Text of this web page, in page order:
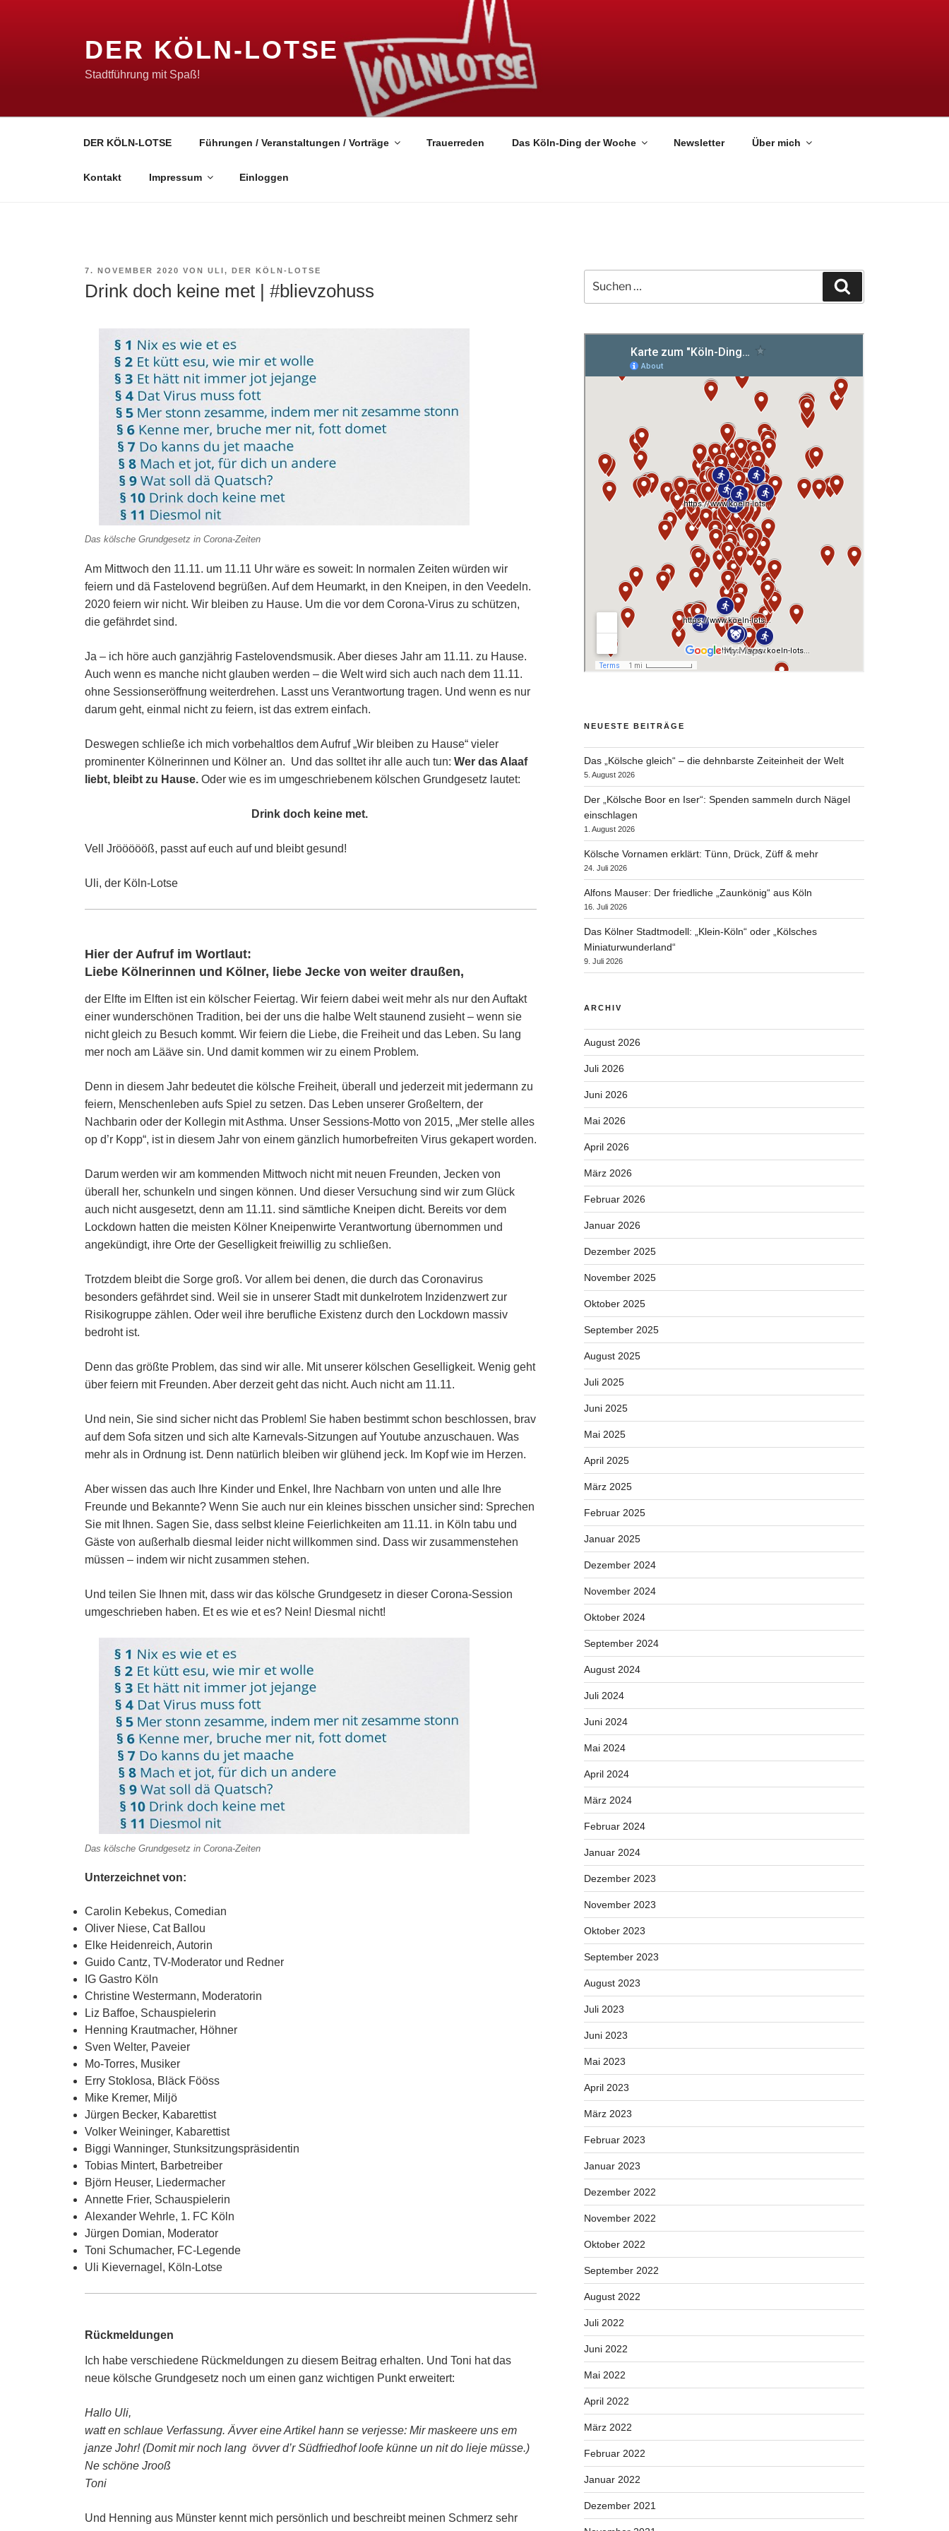
DER KÖLN-LOTSE
Stadtführung mit Spaß!
DER KÖLN-LOTSE Führungen / Veranstaltungen / Vorträge Trauerreden Das Köln-Ding der Woche Newsletter Über mich
Kontakt Impressum Einloggen
VERÖFFENTLICHT
7. NOVEMBER 2020 VON ULI, DER KÖLN-LOTSE
Drink doch keine met | #blievzohuss
Das kölsche Grundgesetz in Corona-Zeiten
Am Mittwoch den 11.11. um 11.11 Uhr wäre es soweit: In normalen Zeiten würden wir
feiern und dä Fastelovend begrüßen. Auf dem Heumarkt, in den Kneipen, in den Veedeln.
2020 feiern wir nicht. Wir bleiben zu Hause. Um die vor dem Corona-Virus zu schützen,
die gefährdet sind.
Ja – ich höre auch ganzjährig Fastelovendsmusik. Aber dieses Jahr am 11.11. zu Hause.
Auch wenn es manche nicht glauben werden – die Welt wird sich auch nach dem 11.11.
ohne Sessionseröffnung weiterdrehen. Lasst uns Verantwortung tragen. Und wenn es nur
darum geht, einmal nicht zu feiern, ist das extrem einfach.
Deswegen schließe ich mich vorbehaltlos dem Aufruf „Wir bleiben zu Hause“ vieler
prominenter Kölnerinnen und Kölner an. Und das solltet ihr alle auch tun: Wer das Alaaf
liebt, bleibt zu Hause. Oder wie es im umgeschriebenem kölschen Grundgesetz lautet:
Drink doch keine met.
Vell Jröööööß, passt auf euch auf und bleibt gesund!
Uli, der Köln-Lotse
Hier der Aufruf im Wortlaut:
Liebe Kölnerinnen und Kölner, liebe Jecke von weiter draußen,
der Elfte im Elften ist ein kölscher Feiertag. Wir feiern dabei weit mehr als nur den Auftakt
einer wunderschönen Tradition, bei der uns die halbe Welt staunend zusieht – wenn sie
nicht gleich zu Besuch kommt. Wir feiern die Liebe, die Freiheit und das Leben. Su lang
mer noch am Lääve sin. Und damit kommen wir zu einem Problem.
Denn in diesem Jahr bedeutet die kölsche Freiheit, überall und jederzeit mit jedermann zu
feiern, Menschenleben aufs Spiel zu setzen. Das Leben unserer Großeltern, der
Nachbarin oder der Kollegin mit Asthma. Unser Sessions-Motto von 2015, „Mer stelle alles
op d’r Kopp“, ist in diesem Jahr von einem gänzlich humorbefreiten Virus gekapert worden.
Darum werden wir am kommenden Mittwoch nicht mit neuen Freunden, Jecken von
überall her, schunkeln und singen können. Und dieser Versuchung sind wir zum Glück
auch nicht ausgesetzt, denn am 11.11. sind sämtliche Kneipen dicht. Bereits vor dem
Lockdown hatten die meisten Kölner Kneipenwirte Verantwortung übernommen und
angekündigt, ihre Orte der Geselligkeit freiwillig zu schließen.
Trotzdem bleibt die Sorge groß. Vor allem bei denen, die durch das Coronavirus
besonders gefährdet sind. Weil sie in unserer Stadt mit dunkelrotem Inzidenzwert zur
Risikogruppe zählen. Oder weil ihre berufliche Existenz durch den Lockdown massiv
bedroht ist.
Denn das größte Problem, das sind wir alle. Mit unserer kölschen Geselligkeit. Wenig geht
über feiern mit Freunden. Aber derzeit geht das nicht. Auch nicht am 11.11.
Und nein, Sie sind sicher nicht das Problem! Sie haben bestimmt schon beschlossen, brav
auf dem Sofa sitzen und sich alte Karnevals-Sitzungen auf Youtube anzuschauen. Was
mehr als in Ordnung ist. Denn natürlich bleiben wir glühend jeck. Im Kopf wie im Herzen.
Aber wissen das auch Ihre Kinder und Enkel, Ihre Nachbarn von unten und alle Ihre
Freunde und Bekannte? Wenn Sie auch nur ein kleines bisschen unsicher sind: Sprechen
Sie mit Ihnen. Sagen Sie, dass selbst kleine Feierlichkeiten am 11.11. in Köln tabu und
Gäste von außerhalb diesmal leider nicht willkommen sind. Dass wir zusammenstehen
müssen – indem wir nicht zusammen stehen.
Und teilen Sie Ihnen mit, dass wir das kölsche Grundgesetz in dieser Corona-Session
umgeschrieben haben. Et es wie et es? Nein! Diesmal nicht!
Das kölsche Grundgesetz in Corona-Zeiten
Unterzeichnet von:
Carolin Kebekus, Comedian
Oliver Niese, Cat Ballou
Elke Heidenreich, Autorin
Guido Cantz, TV-Moderator und Redner
IG Gastro Köln
Christine Westermann, Moderatorin
Liz Baffoe, Schauspielerin
Henning Krautmacher, Höhner
Sven Welter, Paveier
Mo-Torres, Musiker
Erry Stoklosa, Bläck Fööss
Mike Kremer, Miljö
Jürgen Becker, Kabarettist
Volker Weininger, Kabarettist
Biggi Wanninger, Stunksitzungspräsidentin
Tobias Mintert, Barbetreiber
Björn Heuser, Liedermacher
Annette Frier, Schauspielerin
Alexander Wehrle, 1. FC Köln
Jürgen Domian, Moderator
Toni Schumacher, FC-Legende
Uli Kievernagel, Köln-Lotse
Rückmeldungen
Ich habe verschiedene Rückmeldungen zu diesem Beitrag erhalten. Und Toni hat das
neue kölsche Grundgesetz noch um einen ganz wichtigen Punkt erweitert:
Hallo Uli,
watt en schlaue Verfassung. Ävver eine Artikel hann se verjesse: Mir maskeere uns em
janze Johr! (Domit mir noch lang övver d’r Südfriedhof loofe künne un nit do lieje müsse.)
Ne schöne Jrooß
Toni
Und Henning aus Münster kennt mich persönlich und beschreibt meinen Schmerz sehr
nach:
NEUESTE BEITRÄGE
Das „Kölsche gleich“ – die dehnbarste Zeiteinheit der Welt
5. August 2026
Der „Kölsche Boor en Iser“: Spenden sammeln durch Nägel
einschlagen
1. August 2026
Kölsche Vornamen erklärt: Tünn, Drück, Züff & mehr
24. Juli 2026
Alfons Mauser: Der friedliche „Zaunkönig“ aus Köln
16. Juli 2026
Das Kölner Stadtmodell: „Klein-Köln“ oder „Kölsches
Miniaturwunderland“
9. Juli 2026
ARCHIV
August 2026
Juli 2026
Juni 2026
Mai 2026
April 2026
März 2026
Februar 2026
Januar 2026
Dezember 2025
November 2025
Oktober 2025
September 2025
August 2025
Juli 2025
Juni 2025
Mai 2025
April 2025
März 2025
Februar 2025
Januar 2025
Dezember 2024
November 2024
Oktober 2024
September 2024
August 2024
Juli 2024
Juni 2024
Mai 2024
April 2024
März 2024
Februar 2024
Januar 2024
Dezember 2023
November 2023
Oktober 2023
September 2023
August 2023
Juli 2023
Juni 2023
Mai 2023
April 2023
März 2023
Februar 2023
Januar 2023
Dezember 2022
November 2022
Oktober 2022
September 2022
August 2022
Juli 2022
Juni 2022
Mai 2022
April 2022
März 2022
Februar 2022
Januar 2022
Dezember 2021